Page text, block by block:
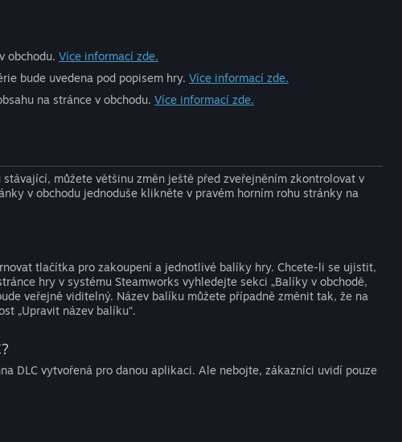
obchodu. Více informací zde.
bude uvedena pod popisem hry. Více informací zde.
na stránce v obchodu. Více informací zde.
můžete většinu změn ještě před zveřejněním zkontrolovat v
v obchodu jednoduše klikněte v pravém horním rohu stránky na
tlačítka pro zakoupení a jednotlivé balíky hry. Chcete-li se ujistit,
hry v systému Steamworks vyhledejte sekci „Balíky v obchodě,
veřejně viditelný. Název balíku můžete případně změnit tak, že na
„Upravit název balíku“.
DLC vytvořená pro danou aplikaci. Ale nebojte, zákazníci uvidí pouze